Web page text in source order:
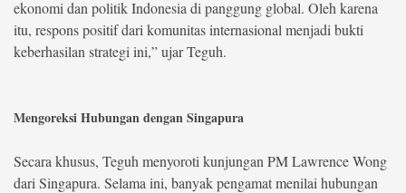
ekonomi dan politik Indonesia di panggung global. Oleh karena
itu, respons positif dari komunitas internasional menjadi bukti
keberhasilan strategi ini,” ujar Teguh.
Mengoreksi Hubungan dengan Singapura
Secara khusus, Teguh menyoroti kunjungan PM Lawrence Wong
dari Singapura. Selama ini, banyak pengamat menilai hubungan